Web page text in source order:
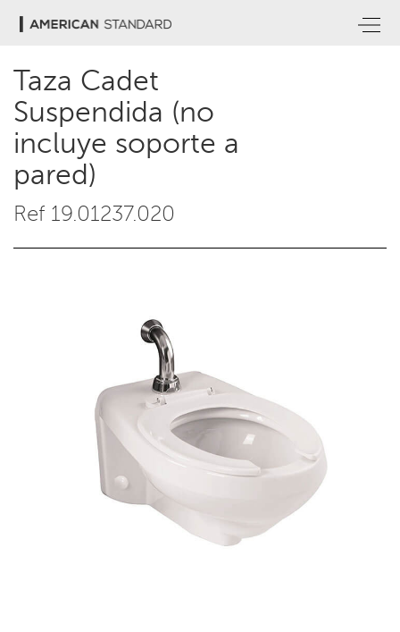
Taza Cadet
Suspendida (no
incluye soporte a
pared)
Ref 19.01237.020